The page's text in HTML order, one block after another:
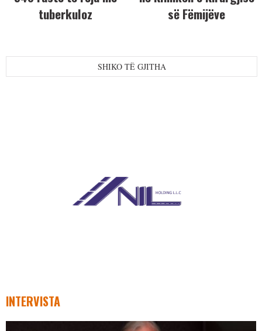
tuberkuloz
së Fëmijëve
SHIKO TË GJITHA
INTERVISTA